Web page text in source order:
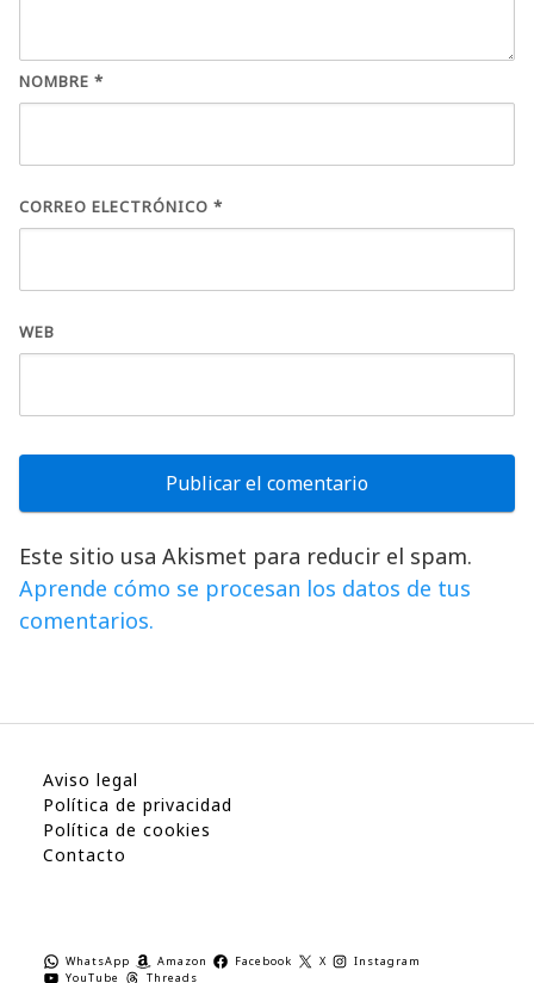
NOMBRE *
CORREO ELECTRÓNICO *
WEB
Este sitio usa Akismet para reducir el spam.
Aprende cómo se procesan los datos de tus
comentarios.
Aviso legal
Política de privacidad
Política de cookies
Contacto
WhatsApp Amazon Facebook X
Instagram
YouTube
Threads